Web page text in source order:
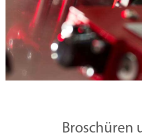
Broschüren